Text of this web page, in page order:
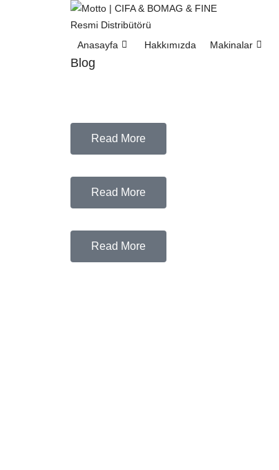
Anasayfa Hakkımızda Makinalar
Blog
Read More
Read More
Read More